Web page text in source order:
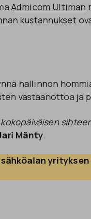
Admicom Ultiman
kustannukset
hallinnon
vastaanottoa ja
Mänty.
yrityksen